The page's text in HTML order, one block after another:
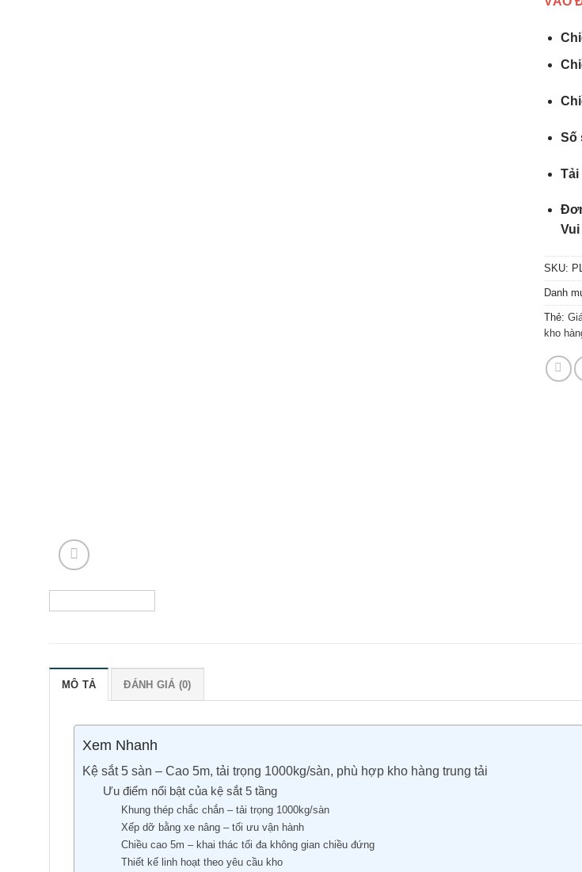
Số
Tải
SKU:
Danh
Thẻ:
kho
MÔ TẢ ĐÁNH GIÁ (0)
Xem Nhanh
Kệ sắt 5 sàn – Cao 5m, tải trọng 1000kg/sàn, phù hợp kho hàng trung tải
Ưu điểm nổi bật của kệ sắt 5 tầng
Khung thép chắc chắn – tải trọng 1000kg/sàn
Xếp dỡ bằng xe nâng – tối ưu vận hành
Chiều cao 5m – khai thác tối đa không gian chiều đứng
Thiết kế linh hoạt theo yêu cầu kho